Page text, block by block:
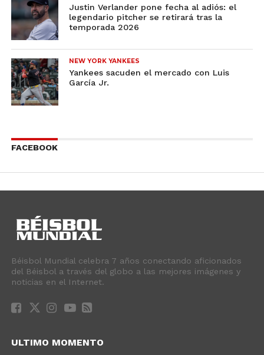
Justin Verlander pone fecha al adiós: el
legendario pitcher se retirará tras la
temporada 2026
NEW YORK YANKEES
Yankees sacuden el mercado con Luis
García Jr.
FACEBOOK
Béisbol Mundial celebra 7 años conectando aficionados
del Béisbol a través del globo a las mejores imágenes y
noticias en el Internet.
ULTIMO MOMENTO